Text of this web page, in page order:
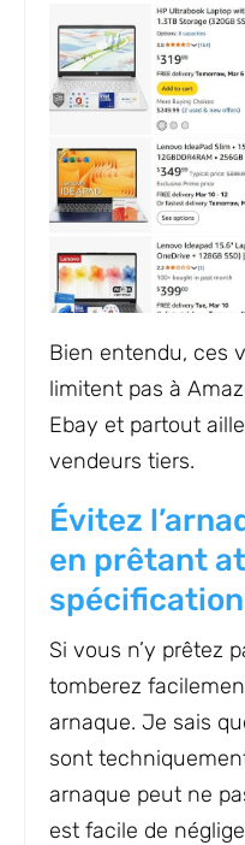
Bien entendu, ces
limitent pas à
Ebay et partout
vendeurs tiers.
Évitez
en prêtant
Si vous n’y prêtez
tomberez
arnaque. Je sais
sont
arnaque peut ne
est facile de